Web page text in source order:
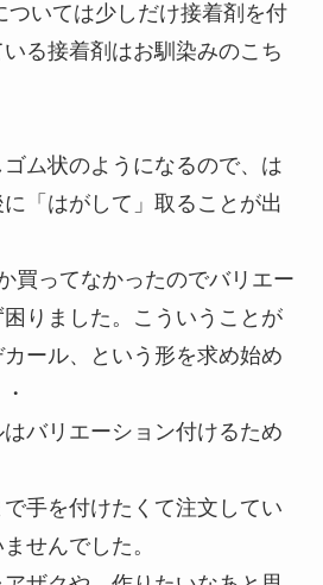
ついては少しだけ接着剤を付
る接着剤はお馴染みのこち
ム状のようになるので、は
「はがして」取ることが出
買ってなかったのでバリエー
りました。こういうことが
ール、という形を求め始め
バリエーション付けるため
手を付けたくて注文してい
せんでした。